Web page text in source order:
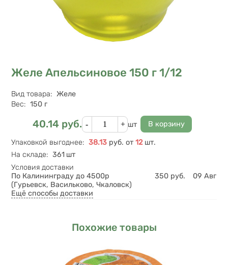
Желе Апельсиновое 150 г 1/12
Характеристики
Вид товара: Желе
Вес: 150 г
Цена
40.14 руб.Кол-во шт
Упаковкой выгоднее: 38.13 руб. от 12 шт.
На складе: 361 шт
Условия доставки
По Калининграду до 4500р
(Гурьевск, Васильково, Чкаловск)
350 руб.
09 Авг
Ещё способы доставки
Похожие товары